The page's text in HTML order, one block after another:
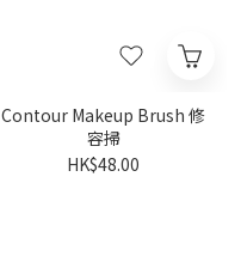
Contour Makeup Brush 修
容掃
HK$48.00